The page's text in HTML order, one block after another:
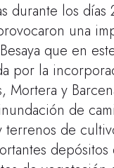
durante los
una
que en
por la
Mortera y
de
de
depósitos